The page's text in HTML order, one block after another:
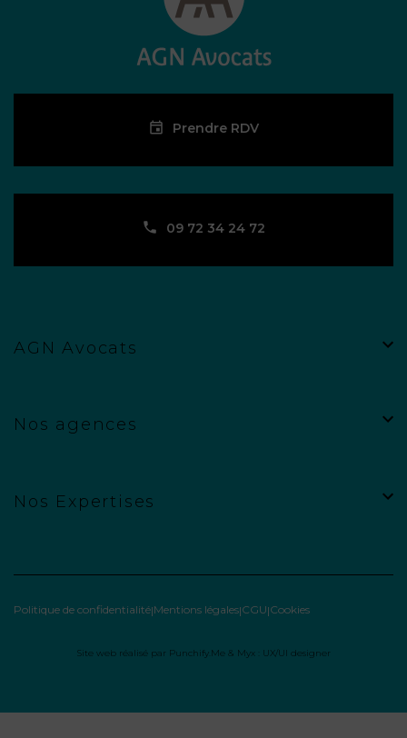
Prendre RDV
09 72 34 24 72
AGN Avocats
Nos agences
Nos Expertises
Politique de confidentialité Mentions légales CGU Cookies
Site web réalisé par Punchify.Me & Myx : UX/UI designer